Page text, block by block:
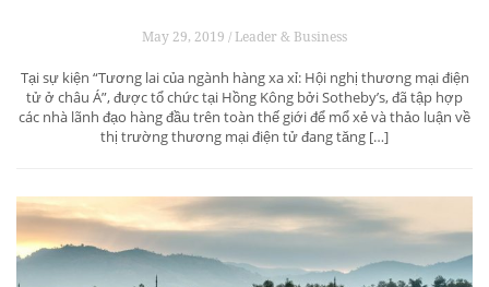
May 29, 2019 / Leader & Business
Tại sự kiện “Tương lai của ngành hàng xa xỉ: Hội nghị thương mại điện
tử ở châu Á”, được tổ chức tại Hồng Kông bởi Sotheby’s, đã tập hợp
các nhà lãnh đạo hàng đầu trên toàn thế giới để mổ xẻ và thảo luận về
thị trường thương mại điện tử đang tăng […]